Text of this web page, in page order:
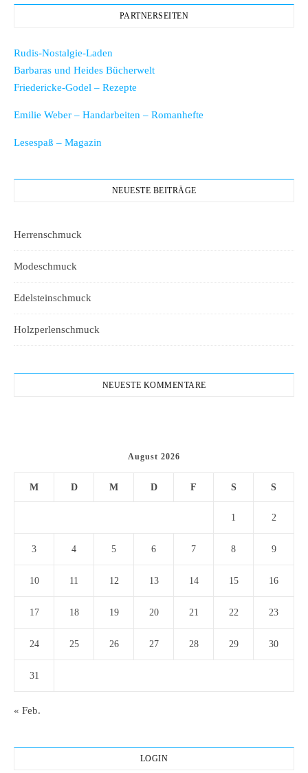
PARTNERSEITEN
Rudis-Nostalgie-Laden
Barbaras und Heides Bücherwelt
Friedericke-Godel – Rezepte
Emilie Weber – Handarbeiten – Romanhefte
Lesespaß – Magazin
NEUESTE BEITRÄGE
Herrenschmuck
Modeschmuck
Edelsteinschmuck
Holzperlenschmuck
NEUESTE KOMMENTARE
August 2026
M D M D F S S
1 2
3 4 5 6 7 8 9
10 11 12 13 14 15 16
17 18 19 20 21 22 23
24 25 26 27 28 29 30
31
« Feb.
LOGIN